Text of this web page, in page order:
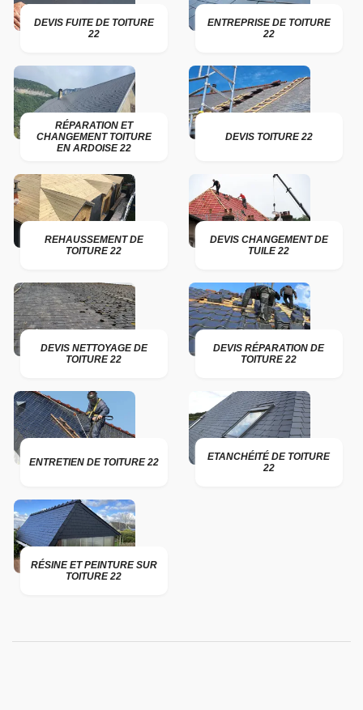
DEVIS FUITE DE TOITURE
22
ENTREPRISE DE TOITURE
22
RÉPARATION ET
CHANGEMENT TOITURE
EN ARDOISE 22
DEVIS TOITURE 22
REHAUSSEMENT DE
TOITURE 22
DEVIS CHANGEMENT DE
TUILE 22
DEVIS NETTOYAGE DE
TOITURE 22
DEVIS RÉPARATION DE
TOITURE 22
ENTRETIEN DE TOITURE 22
ETANCHÉITÉ DE TOITURE
22
RÉSINE ET PEINTURE SUR
TOITURE 22